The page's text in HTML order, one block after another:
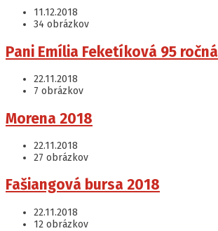
11.12.2018
34 obrázkov
Otvoriť
galériu
Pani Emília Feketíková 95 ročná
22.11.2018
7 obrázkov
Otvoriť
galériu
Morena 2018
22.11.2018
27 obrázkov
Otvoriť
galériu
Fašiangová bursa 2018
22.11.2018
12 obrázkov